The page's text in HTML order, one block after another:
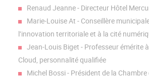
Renaud Jeanne - Directeur Hôtel
Marie-Louise At - Conseillère
l’innovation territoriale et à la cité
Jean-Louis Biget - Professeur émérite
Cloud, personnalité qualifiée
Michel Bossi - Président de la